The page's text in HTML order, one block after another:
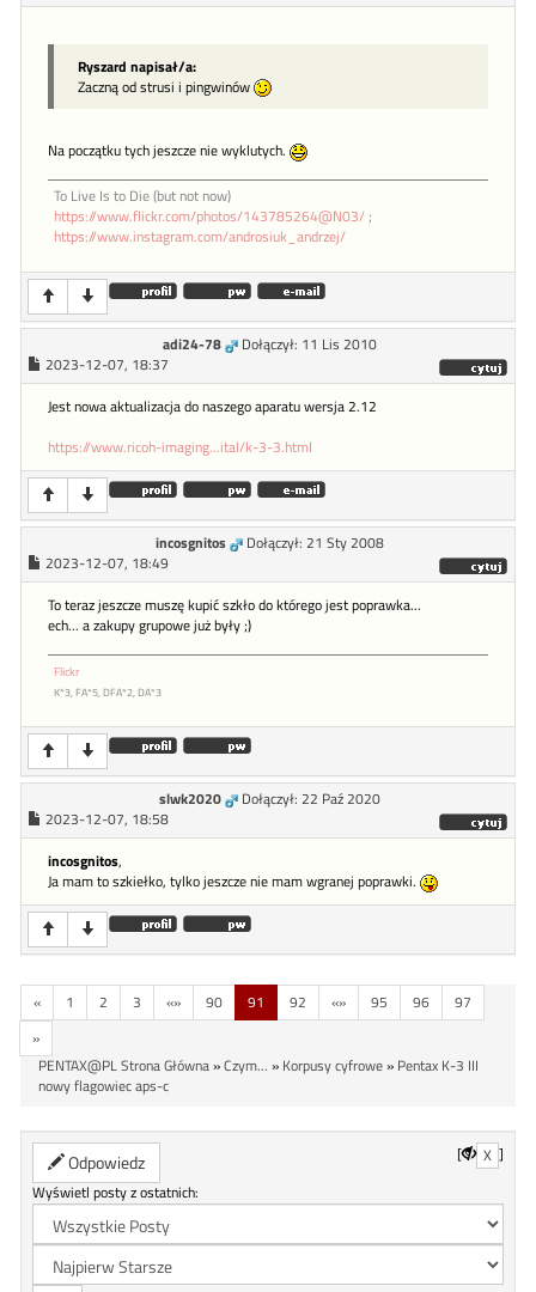
Ryszard napisał/a:
Zaczną od strusi i pingwinów
Na początku tych jeszcze nie wyklutych.
To Live Is to Die (but not now)
https://www.flickr.com/photos/143785264@N03/;
https://www.instagram.com/androsiuk_andrzej/
adi24-78
Dołączył: 11 Lis 2010
2023-12-07, 18:37
Jest nowa aktualizacja do naszego aparatu wersja 2.12
https://www.ricoh-imaging...ital/k-3-3.html
incosgnitos
Dołączył: 21 Sty 2008
2023-12-07, 18:49
To teraz jeszcze muszę kupić szkło do którego jest poprawka...
ech... a zakupy grupowe już były ;)
Flickr
K*3, FA*5, DFA*2, DA*3
slwk2020
Dołączył: 22 Paź 2020
2023-12-07, 18:58
incosgnitos,
Ja mam to szkiełko, tylko jeszcze nie mam wgranej poprawki.
« 1 2 3 «» 90 91 92 «» 95 96
97
»
PENTAX@PL Strona Główna»Czym... » Korpusy cyfrowe» Pentax K-3 III
nowy flagowiec aps-c
Odpowiedz [ X ]
Wyświetl posty z ostatnich: